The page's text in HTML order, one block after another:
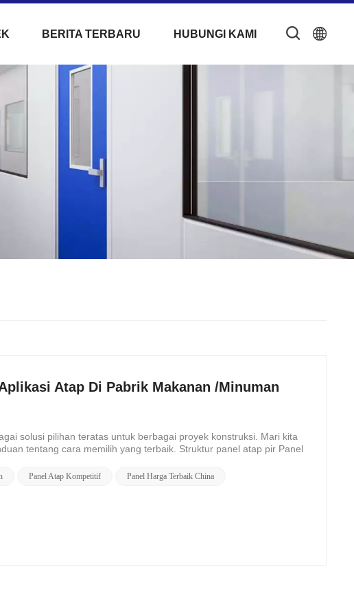
BERITA TERBARU HUBUNGI KAMI
Atap Di Pabrik Makanan /Minuman
solusi pilihan teratas untuk berbagai proyek konstruksi. Mari kita
tentang cara memilih yang terbaik. Struktur panel atap pir Panel
Panel Atap Kompetitif Panel Harga Terbaik China